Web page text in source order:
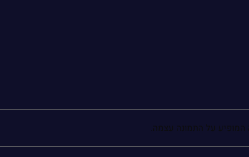
המופיע על התמונה עצמה.